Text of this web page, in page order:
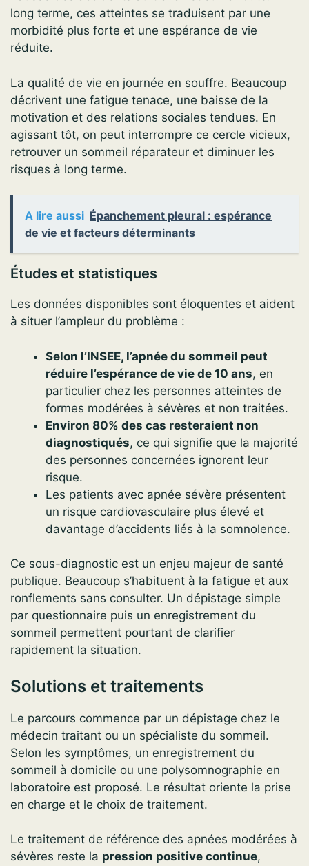
long terme, ces atteintes se traduisent par une
morbidité plus forte et une espérance de vie
réduite.
La qualité de vie en journée en souffre. Beaucoup
décrivent une fatigue tenace, une baisse de la
motivation et des relations sociales tendues. En
agissant tôt, on peut interrompre ce cercle vicieux,
retrouver un sommeil réparateur et diminuer les
risques à long terme.
A lire aussi Épanchement pleural : espérance
de vie et facteurs déterminants
Études et statistiques
Les données disponibles sont éloquentes et aident
à situer l’ampleur du problème :
Selon l’INSEE, l’apnée du sommeil peut
réduire l’espérance de vie de 10 ans, en
particulier chez les personnes atteintes de
formes modérées à sévères et non traitées.
Environ 80% des cas resteraient non
diagnostiqués, ce qui signifie que la majorité
des personnes concernées ignorent leur
risque.
Les patients avec apnée sévère présentent
un risque cardiovasculaire plus élevé et
davantage d’accidents liés à la somnolence.
Ce sous-diagnostic est un enjeu majeur de santé
publique. Beaucoup s’habituent à la fatigue et aux
ronflements sans consulter. Un dépistage simple
par questionnaire puis un enregistrement du
sommeil permettent pourtant de clarifier
rapidement la situation.
Solutions et traitements
Le parcours commence par un dépistage chez le
médecin traitant ou un spécialiste du sommeil.
Selon les symptômes, un enregistrement du
sommeil à domicile ou une polysomnographie en
laboratoire est proposé. Le résultat oriente la prise
en charge et le choix de traitement.
Le traitement de référence des apnées modérées à
sévères reste la pression positive continue,